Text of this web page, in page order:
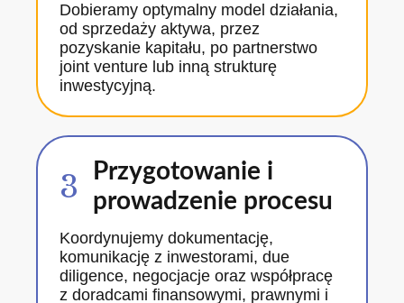
Dobieramy optymalny model działania,
od sprzedaży aktywa, przez
pozyskanie kapitału, po partnerstwo
joint venture lub inną strukturę
inwestycyjną.
3
Przygotowanie i
prowadzenie procesu
Koordynujemy dokumentację,
komunikację z inwestorami, due
diligence, negocjacje oraz współpracę
z doradcami finansowymi, prawnymi i